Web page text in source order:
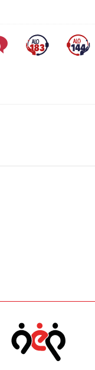
Sıkça Sorulan Sorular
Alo 183 (yeni